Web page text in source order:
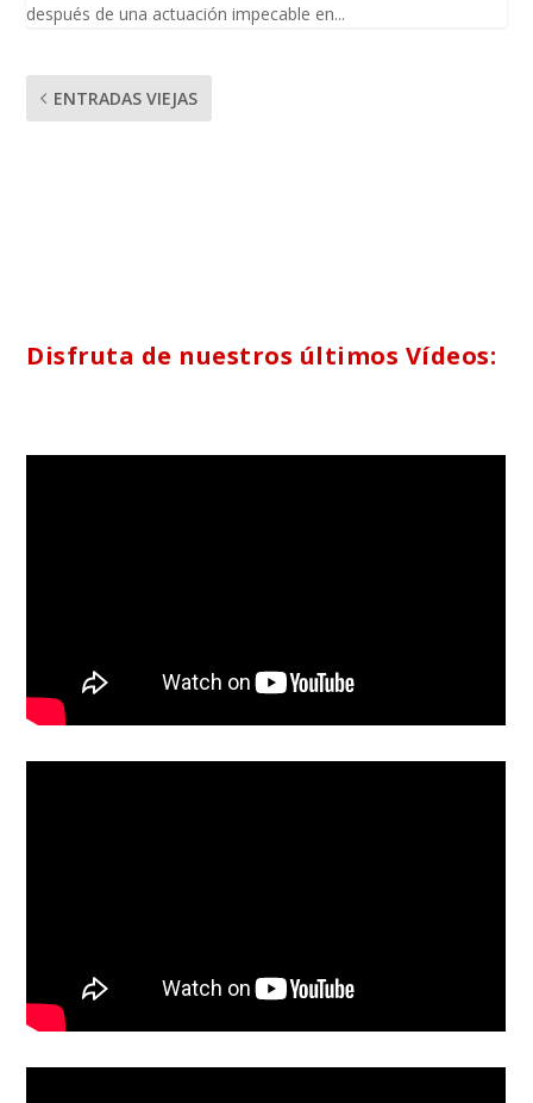
después de una actuación impecable en...
ENTRADAS VIEJAS
Disfruta de nuestros últimos Vídeos: